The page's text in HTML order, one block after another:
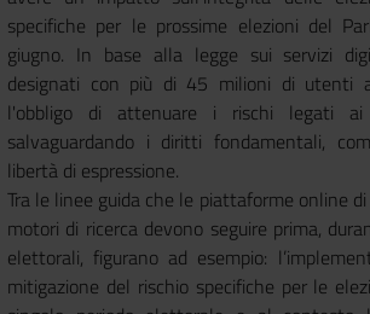
specifiche per le prossime elezioni del
giugno. In base alla legge sui servizi
designati con più di 45 milioni di utenti
l'obbligo di attenuare i rischi legati ai
salvaguardando i diritti fondamentali,
libertà di espressione.
Tra le linee guida che le piattaforme online
motori di ricerca devono seguire prima,
elettorali, figurano ad esempio:
mitigazione del rischio specifiche per le